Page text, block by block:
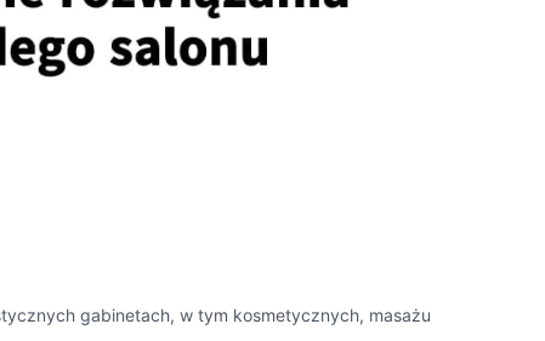
gabinetach, w tym kosmetycznych, masażu